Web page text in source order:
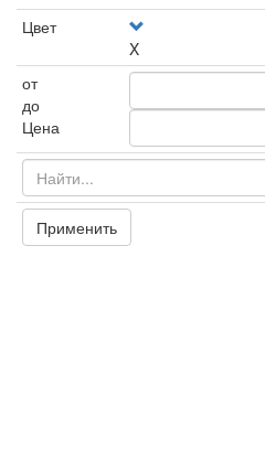
Цвет
X
от
до
Цена
Применить